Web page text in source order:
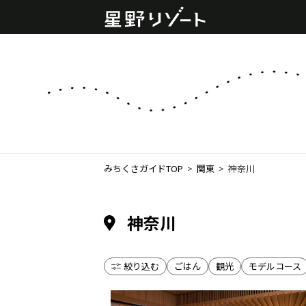
みちくさガイドTOP > 関東 > 神奈川
神奈川
絞り込む ごはん 観光 モデルコース